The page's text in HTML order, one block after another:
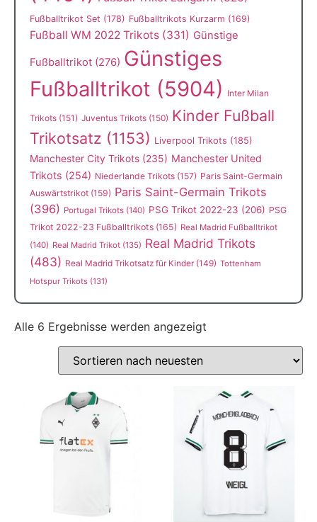
Fußballtrikot Set (178) Fußballtrikots Kurzarm (169)
Fußball WM 2022 Trikots (331) Günstige
Fußballtrikot (276) Günstiges
Fußballtrikot (5904) Inter Milan
Trikots (151) Juventus Trikots (150) Kinder Fußball
Trikotsatz (1153) Liverpool Trikots (185)
Manchester City Trikots (235) Manchester United
Trikots (254) Niederlande Trikots (157) Paris Saint-Germain
Auswärtstrikot (159) Paris Saint-Germain Trikots
(396) Portugal Trikots (140) PSG Trikot 2022-23 (206) PSG
Trikot 2022-23 Fußballtrikots (165) Real Madrid Fußballtrikot
(140) Real Madrid Trikot (135) Real Madrid Trikots
(483) Real Madrid Trikotsatz für Kinder (149) Tottenham
Hotspur Trikots (131)
Alle 6 Ergebnisse werden angezeigt